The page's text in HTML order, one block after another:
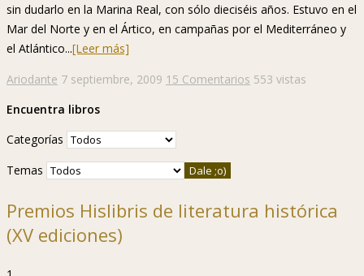
sin dudarlo en la Marina Real, con sólo dieciséis años. Estuvo en el
Mar del Norte y en el Ártico, en campañas por el Mediterráneo y
el Atlántico...[Leer más]
Ariodante 7 septiembre, 2009 15 Comentarios 553 vistas
Encuentra libros
Categorías
Temas
Premios Hislibris de literatura histórica
(XV ediciones)